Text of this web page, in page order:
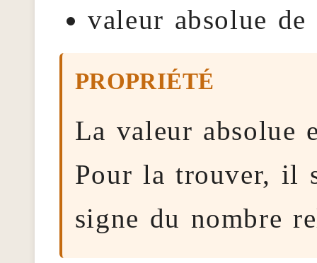
valeur absolue
La valeur absolue
Pour la trouver, il
signe du nombre